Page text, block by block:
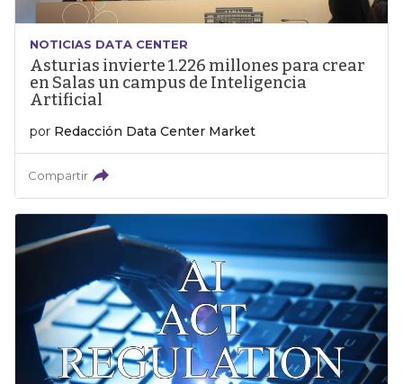
NOTICIAS DATA CENTER
Asturias invierte 1.226 millones para crear
en Salas un campus de Inteligencia
Artificial
por Redacción Data Center Market
Compartir